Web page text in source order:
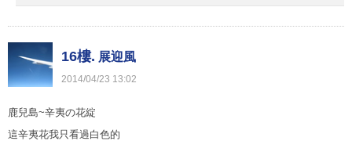
16樓. 展迎風
2014/04/23 13:02
鹿兒島~辛夷の花綻
這辛夷花我只看過白色的